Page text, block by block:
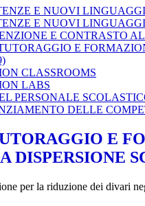
E NUOVI
E NUOVI
E CONTRASTO
E
CLASSROOMS
LABS
PERSONALE
DELLE
E
DISPERSIONE
per la riduzione dei divari